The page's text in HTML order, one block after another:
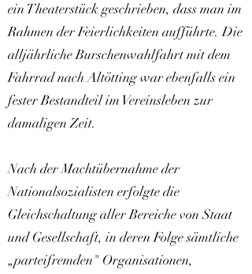
ein Theaterstück geschrieben, dass man im
Rahmen der Feierlichkeiten aufführte. Die
alljährliche Burschenwahlfahrt mit dem
Fahrrad nach Altötting war ebenfalls ein
fester Bestandteil im Vereinsleben zur
damaligen Zeit.
Nach der Machtübernahme der
Nationalsozialisten erfolgte die
Gleichschaltung aller Bereiche von Staat
und Gesellschaft, in deren Folge sämtliche
„parteifremden" Organisationen,